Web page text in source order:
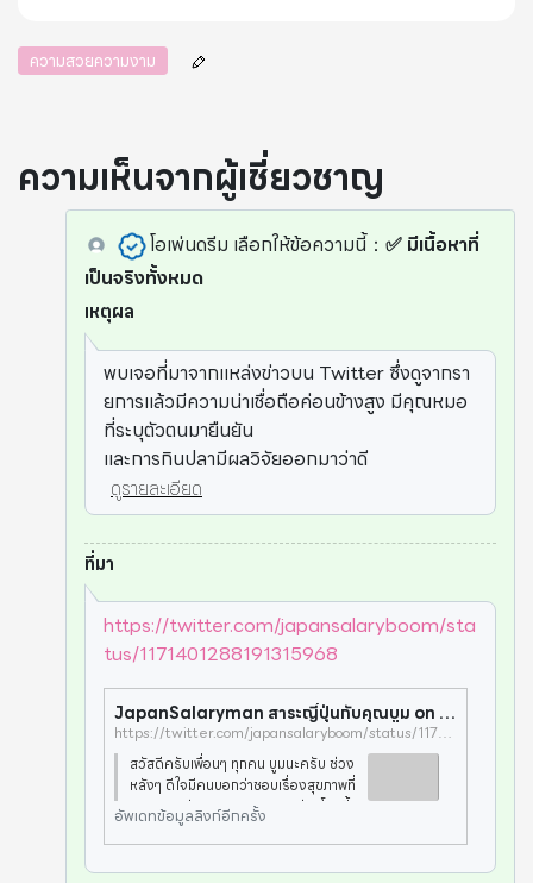
ความสวยความงาม
ความเห็นจากผู้เชี่ยวชาญ
โอเพ่นดรีม เลือกให้ข้อความนี้： ✅ มีเนื้อหาที่
เป็นจริงทั้งหมด
เหตุผล
พบเจอที่มาจากแหล่งข่าวบน Twitter ซึ่งดูจากรา
ยการแล้วมีความน่าเชื่อถือค่อนข้างสูง มีคุณหมอ
ที่ระบุตัวตนมายืนยัน
และการกินปลามีผลวิจัยออกมาว่าดี
ดูรายละเอียด
ที่มา
https://twitter.com/japansalaryboom/sta
tus/1171401288191315968
JapanSalaryman สาระญี่ปุ่นกับคุณบูม on Twitter: "ผมร่วงเยอะมากๆ เลย สระผมทีไร มองไปที่ตระแกรงระบายน้ำจะเห็นว่ามีผมติดเต็มเลย ก็เลยกังวลว่า หลุดร่วงเยอะแบบนี้ผมเราจะบางลงมั้ยนะ . พอมาถามคุณผู้ ญ อีกท่านเธอก็บอกว่า. มันบางลงจริงๆ นะ แล้วดูไม่แข็งแรงเหมือนก่อนแล้ว https://t.co/UcThS5SQ12"
https://twitter.com/japansalaryboom/status/1171401288191315968
สวัสดีครับเพื่อนๆ ทุกคน บูมนะครับ ช่วง
หลังๆ ดีใจมีคนบอกว่าชอบเรื่องสุขภาพที่
ผมเอามาเล่ามาก เพราะอยากอยู่บนโลกนี้
แบบสุขภาพดีให้ยาวนานขึ้นกว่าเดิม! ผมช
อบดูรายการสุขภาพญี่ปุ่น เจออะไรเจ๋งๆ
อะไรน่าสนใจแบบ
อัพเดทข้อมูลลิงก์อีกครั้ง